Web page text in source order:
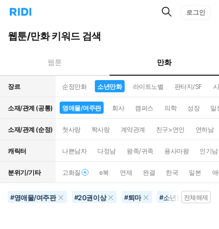
리
홈
으
턴
트
검
로그인
웹툰/만화 키워드 검색
웹툰 만화
장르 순정만화 소년만화 라이트노벨 판타지/SF
소재/관계 (공통) 영애물/여주판 회사 캠퍼스 의학 성장 일
소재/관계 (순정) 첫사랑 짝사랑 계약관계 친구>연인 연하남
캐릭터 나쁜남자 다정남 왕족/귀족 용사마왕 인기남
분위기/기타 고화질 e북 연재 완결 한국 일본
#영애물/여주판 #20권이상 #퇴마 #소년만화전체해제